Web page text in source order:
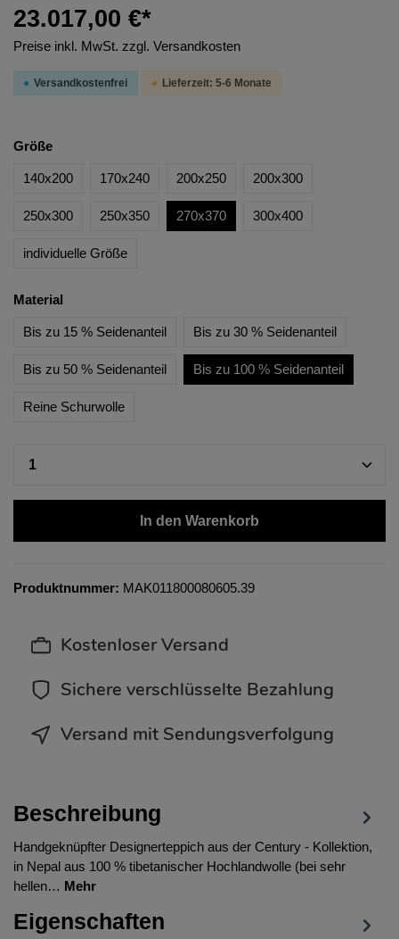
23.017,00 €*
Preise inkl. MwSt. zzgl. Versandkosten
Versandkostenfrei Lieferzeit: 5-6 Monate
Größe
140x200 170x240 200x250 200x300
250x300 250x350 270x370 300x400
individuelle Größe
Material
Bis zu 15 % Seidenanteil Bis zu 30 % Seidenanteil
Bis zu 50 % Seidenanteil Bis zu 100 % Seidenanteil
Reine Schurwolle
In den Warenkorb
Produktnummer: MAK011800080605.39
Kostenloser Versand
Sichere verschlüsselte Bezahlung
Versand mit Sendungsverfolgung
Beschreibung
Handgeknüpfter Designerteppich aus der Century - Kollektion,
in Nepal aus 100 % tibetanischer Hochlandwolle (bei sehr
hellen… Mehr
Eigenschaften